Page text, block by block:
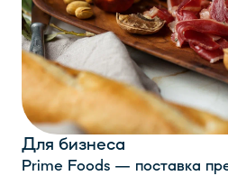
Для бизнеса
Prime Foods — поставка